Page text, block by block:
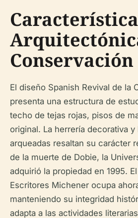
Conservación
El diseño Spanish Revival de la
presenta una estructura de
techo de tejas rojas, pisos de
original. La herrería decorativa y
arqueadas resaltan su carácter
de la muerte de Dobie, la
adquirió la propiedad en 1995.
Escritores Michener ocupa
manteniendo su integridad
adapta a las actividades